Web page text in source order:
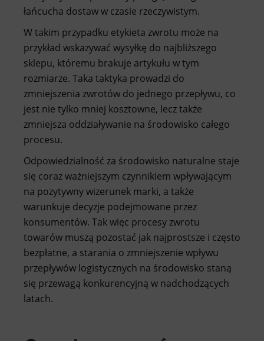
łańcucha dostaw w czasie rzeczywistym.
W takim przypadku etykieta zwrotu może na
przykład wskazywać wysyłkę do najbliższego
sklepu, któremu brakuje artykułu w tym
rozmiarze. Taka taktyka prowadzi do
zmniejszenia zwrotów do jednego przepływu, co
jest nie tylko mniej kosztowne, lecz także
zmniejsza oddziaływanie na środowisko całego
procesu.
Odpowiedzialność za środowisko naturalne staje
się coraz ważniejszym czynnikiem wpływającym
na pozytywny wizerunek marki, a także
warunkuje decyzje podejmowane przez
konsumentów. Tak więc procesy zwrotu
towarów muszą pozostać jak najprostsze i często
bezpłatne, a starania o zmniejszenie wpływu
przepływów logistycznych na środowisko staną
się przewagą konkurencyjną w nadchodzących
latach.